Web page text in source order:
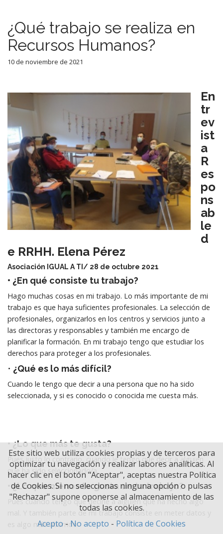
¿Qué trabajo se realiza en
Recursos Humanos?
10 de noviembre de 2021
En
tr
ev
ist
a
R
es
po
ns
ab
le
d
e RRHH. Elena Pérez
Asociación IGUAL A TI/ 28 de octubre 2021
• ¿En qué consiste tu trabajo?
Hago muchas cosas en mi trabajo. Lo más importante de mi
trabajo es que haya suficientes profesionales. La selección de
profesionales, organizarlos en los centros y servicios junto a
las directoras y responsables y también me encargo de
planificar la formación. En mi trabajo tengo que estudiar los
derechos para proteger a los profesionales.
• ¿Qué es lo más difícil?
Cuando le tengo que decir a una persona que no ha sido
seleccionada, y si es conocido o conocida me cuesta más.
• ¿Lo que más te gusta?
Pues justo lo contrario, cuando le tengo que decir a alguien
que ha sido seleccionado/a.
• ¿Lo que menos te gusta de tu trabajo?
Pues cuando tengo que decirle a alguien que ha hecho algo
mal. Y también parte de mi trabajo consiste en meter datos y
es algo más aburrido.
Este sitio web utiliza cookies propias y de terceros para
optimizar tu navegación y realizar labores analíticas. Al
hacer clic en el botón "Aceptar", aceptas nuestra Política
de Cookies. Si no seleccionas ninguna opción o pulsas
"Rechazar" supone oponerse al almacenamiento de las
todas las cookies.
Acepto - No acepto - Política de Cookies